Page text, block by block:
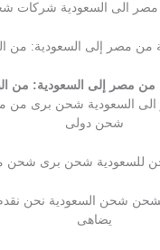
الى السعودية شركات
مصر إلى السعودية: من
مصر إلى السعودية: من
السعودية شحن برى من
شحن دولى
للسعودية شحن برى شحن
شحن السعودية نحن نقدم
يضاهى